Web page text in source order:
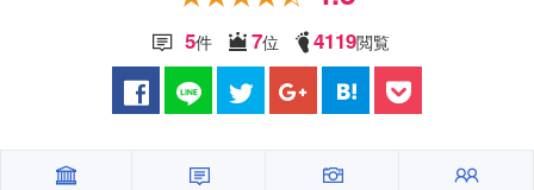
5件 7位 4119閲覧